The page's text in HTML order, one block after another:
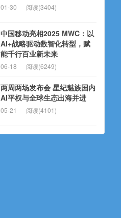
01-30 阅读(3404)
中国移动亮相2025 MWC：以
AI+战略驱动数智化转型，赋
能千行百业新未来
06-18 阅读(6249)
两周两场发布会 星纪魅族国内
AI平权与全球生态出海并进
05-21 阅读(4101)